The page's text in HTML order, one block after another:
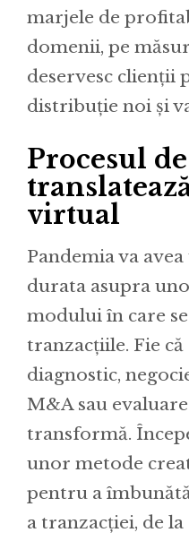
marjele de
domenii, pe
deservesc clienții
distribuție noi și
Procesul
virtual
Pandemia va
durata asupra
modului în care
tranzacțiile. Fie
diagnostic,
M&A sau
transformă.
unor metode
pentru a
a tranzacției, de